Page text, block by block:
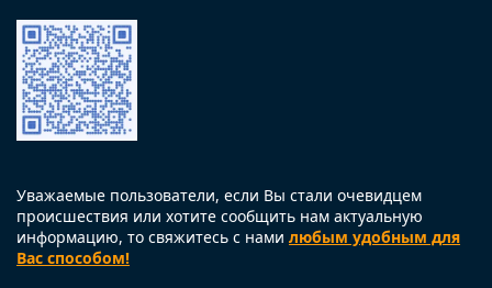
Уважаемые пользователи, если Вы стали очевидцем
происшествия или хотите сообщить нам актуальную
информацию, то свяжитесь с нами любым удобным для
Вас способом!